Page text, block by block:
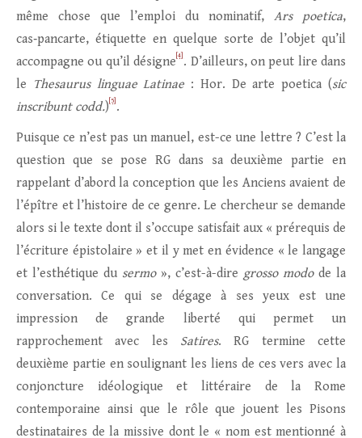
même chose que l’emploi du nominatif, Ars poetica,
cas‑pancarte, étiquette en quelque sorte de l’objet qu’il
accompagne ou qu’il désigne[4]. D’ailleurs, on peut lire dans
le Thesaurus linguae Latinae : Hor. De arte poetica (sic
inscribunt codd.)[5].
Puisque ce n’est pas un manuel, est-ce une lettre ? C’est la
question que se pose RG dans sa deuxième partie en
rappelant d’abord la conception que les Anciens avaient de
l’épître et l’histoire de ce genre. Le chercheur se demande
alors si le texte dont il s’occupe satisfait aux « prérequis de
l’écriture épistolaire » et il y met en évidence « le langage
et l’esthétique du sermo», c’est-à-dire grosso modode la
conversation. Ce qui se dégage à ses yeux est une
impression de grande liberté qui permet un
rapprochement avec les Satires. RG termine cette
deuxième partie en soulignant les liens de ces vers avec la
conjoncture idéologique et littéraire de la Rome
contemporaine ainsi que le rôle que jouent les Pisons
destinataires de la missive dont le « nom est mentionné à